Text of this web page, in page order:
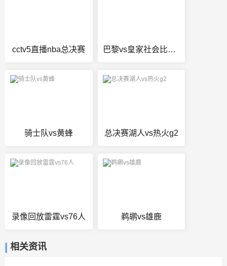
cctv5直播nba总决赛 巴黎vs皇家社会比分预测
骑士队vs黄蜂 总决赛湖人vs热火g2
录像回放雷霆vs76人 鹈鹕vs雄鹿
相关资讯